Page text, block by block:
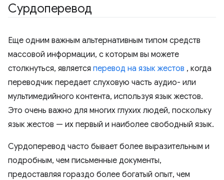
Сурдоперевод
Еще одним важным альтернативным типом средств
массовой информации, с которым вы можете
столкнуться, является перевод на язык жестов , когда
переводчик передает слуховую часть аудио- или
мультимедийного контента, используя язык жестов.
Это очень важно для многих глухих людей, поскольку
язык жестов — их первый и наиболее свободный язык.
Сурдоперевод часто бывает более выразительным и
подробным, чем письменные документы,
предоставляя гораздо более богатый опыт, чем